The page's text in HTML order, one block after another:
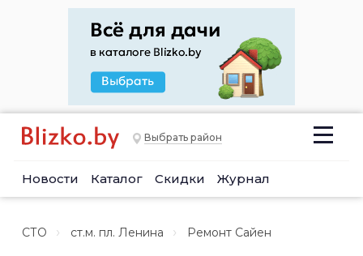
Выбрать район
Новости Каталог Скидки Журнал
СТО ст.м. пл. Ленина Ремонт Сайен